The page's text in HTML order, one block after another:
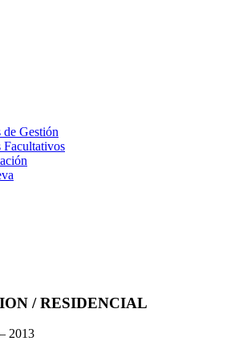
de Gestión
Facultativos
/ RESIDENCIAL
2013